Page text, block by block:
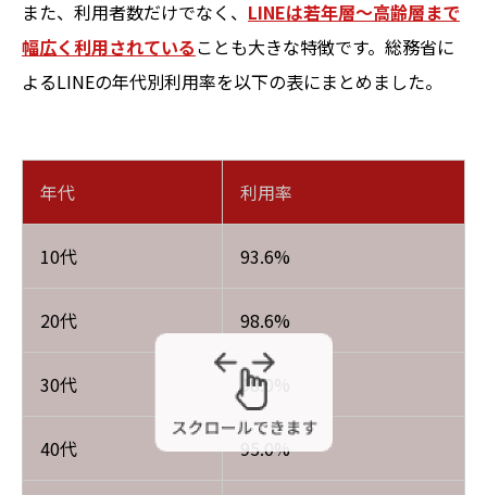
また、利用者数だけでなく、 LINEは若年層～高齢層まで
幅広く利用されていることも大きな特徴です。総務省に
よるLINEの年代別利用率を以下の表にまとめました。
年代 利用率
10代 93.6%
20代 98.6%
30代 98.0%
40代 95.0%